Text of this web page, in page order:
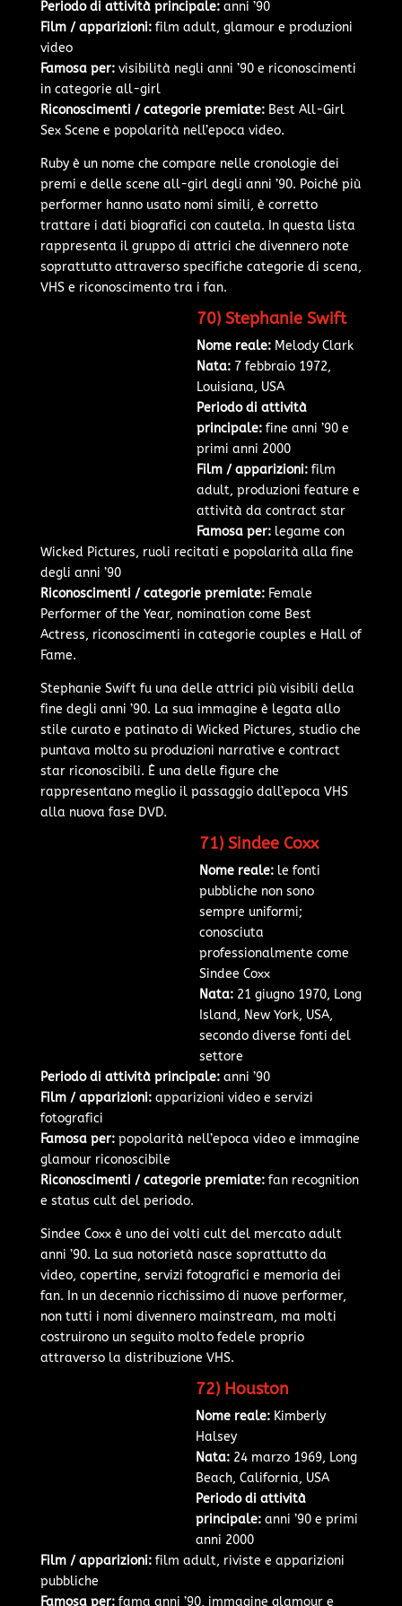
Periodo di attività principale:anni ’90
Film / apparizioni:film adult, glamour e produzioni
video
Famosa per:visibilità negli anni ’90 e riconoscimenti
in categorie all-girl
Riconoscimenti / categorie premiate:Best All-Girl
Sex Scene e popolarità nell’epoca video.
Ruby è un nome che compare nelle cronologie dei
premi e delle scene all-girl degli anni ’90. Poiché più
performer hanno usato nomi simili, è corretto
trattare i dati biografici con cautela. In questa lista
rappresenta il gruppo di attrici che divennero note
soprattutto attraverso specifiche categorie di scena,
VHS e riconoscimento tra i fan.
70) Stephanie Swift
Nome reale:Melody Clark
Nata:7 febbraio 1972,
Louisiana, USA
Periodo di attività
principale:fine anni ’90 e
primi anni 2000
Film / apparizioni:film
adult, produzioni feature e
attività da contract star
Famosa per:legame con
Wicked Pictures, ruoli recitati e popolarità alla fine
degli anni ’90
Riconoscimenti / categorie premiate:Female
Performer of the Year, nomination come Best
Actress, riconoscimenti in categorie couples e Hall of
Fame.
Stephanie Swift fu una delle attrici più visibili della
fine degli anni ’90. La sua immagine è legata allo
stile curato e patinato di Wicked Pictures, studio che
puntava molto su produzioni narrative e contract
star riconoscibili. È una delle figure che
rappresentano meglio il passaggio dall’epoca VHS
alla nuova fase DVD.
71) Sindee Coxx
Nome reale:le fonti
pubbliche non sono
sempre uniformi;
conosciuta
professionalmente come
Sindee Coxx
Nata:21 giugno 1970, Long
Island, New York, USA,
secondo diverse fonti del
settore
Periodo di attività principale:anni ’90
Film / apparizioni:apparizioni video e servizi
fotografici
Famosa per:popolarità nell’epoca video e immagine
glamour riconoscibile
Riconoscimenti / categorie premiate:fan recognition
e status cult del periodo.
Sindee Coxx è uno dei volti cult del mercato adult
anni ’90. La sua notorietà nasce soprattutto da
video, copertine, servizi fotografici e memoria dei
fan. In un decennio ricchissimo di nuove performer,
non tutti i nomi divennero mainstream, ma molti
costruirono un seguito molto fedele proprio
attraverso la distribuzione VHS.
72) Houston
Nome reale:Kimberly
Halsey
Nata:24 marzo 1969, Long
Beach, California, USA
Periodo di attività
principale:anni ’90 e primi
anni 2000
Film / apparizioni:film adult, riviste e apparizioni
pubbliche
Famosa per:fama anni ’90, immagine glamour e